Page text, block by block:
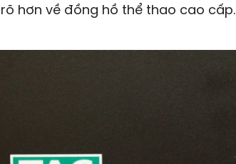
rõ hơn về đồng hồ thể thao cao cấp.